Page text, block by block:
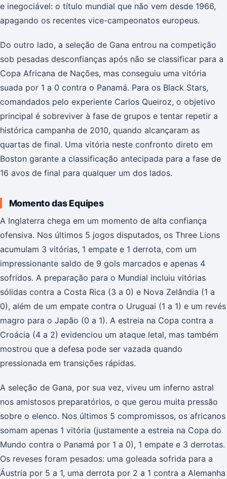
e inegociável: o título mundial que não vem desde 1966,
apagando os recentes vice-campeonatos europeus.
Do outro lado, a seleção de Gana entrou na competição
sob pesadas desconfianças após não se classificar para a
Copa Africana de Nações, mas conseguiu uma vitória
suada por 1 a 0 contra o Panamá. Para os Black Stars,
comandados pelo experiente Carlos Queiroz, o objetivo
principal é sobreviver à fase de grupos e tentar repetir a
histórica campanha de 2010, quando alcançaram as
quartas de final. Uma vitória neste confronto direto em
Boston garante a classificação antecipada para a fase de
16 avos de final para qualquer um dos lados.
Momento das Equipes
A Inglaterra chega em um momento de alta confiança
ofensiva. Nos últimos 5 jogos disputados, os Three Lions
acumulam 3 vitórias, 1 empate e 1 derrota, com um
impressionante saldo de 9 gols marcados e apenas 4
sofridos. A preparação para o Mundial incluiu vitórias
sólidas contra a Costa Rica (3 a 0) e Nova Zelândia (1 a
0), além de um empate contra o Uruguai (1 a 1) e um revés
magro para o Japão (0 a 1). A estreia na Copa contra a
Croácia (4 a 2) evidenciou um ataque letal, mas também
mostrou que a defesa pode ser vazada quando
pressionada em transições rápidas.
A seleção de Gana, por sua vez, viveu um inferno astral
nos amistosos preparatórios, o que gerou muita pressão
sobre o elenco. Nos últimos 5 compromissos, os africanos
somam apenas 1 vitória (justamente a estreia na Copa do
Mundo contra o Panamá por 1 a 0), 1 empate e 3 derrotas.
Os reveses foram pesados: uma goleada sofrida para a
Áustria por 5 a 1, uma derrota por 2 a 1 contra a Alemanha